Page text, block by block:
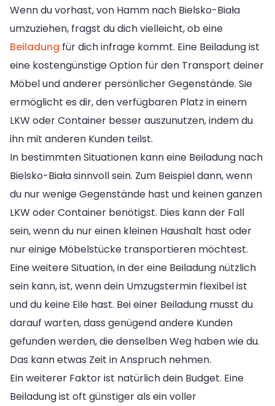
Wenn du vorhast, von Hamm nach Bielsko-Biała
umzuziehen, fragst du dich vielleicht, ob eine
Beiladung für dich infrage kommt. Eine Beiladung ist
eine kostengünstige Option für den Transport deiner
Möbel und anderer persönlicher Gegenstände. Sie
ermöglicht es dir, den verfügbaren Platz in einem
LKW oder Container besser auszunutzen, indem du
ihn mit anderen Kunden teilst.
In bestimmten Situationen kann eine Beiladung nach
Bielsko-Biała sinnvoll sein. Zum Beispiel dann, wenn
du nur wenige Gegenstände hast und keinen ganzen
LKW oder Container benötigst. Dies kann der Fall
sein, wenn du nur einen kleinen Haushalt hast oder
nur einige Möbelstücke transportieren möchtest.
Eine weitere Situation, in der eine Beiladung nützlich
sein kann, ist, wenn dein Umzugstermin flexibel ist
und du keine Eile hast. Bei einer Beiladung musst du
darauf warten, dass genügend andere Kunden
gefunden werden, die denselben Weg haben wie du.
Das kann etwas Zeit in Anspruch nehmen.
Ein weiterer Faktor ist natürlich dein Budget. Eine
Beiladung ist oft günstiger als ein voller